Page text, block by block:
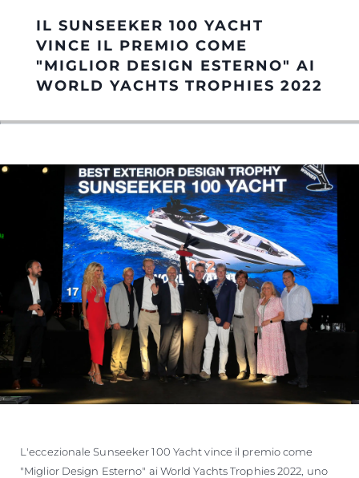
VALUTA LA TUA IMBARCAZIONE
SOUTH OF FRANCE ADVENTURES
IL SUNSEEKER 100 YACHT
VINCE IL PREMIO COME
"MIGLIOR DESIGN ESTERNO" AI
WORLD YACHTS TROPHIES 2022
L'eccezionale Sunseeker 100 Yacht vince il premio come
"Miglior Design Esterno" ai World Yachts Trophies 2022, uno